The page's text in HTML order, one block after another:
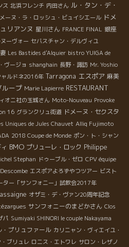
ス 北浜フレンチ 内田さん ル・タン・デ・
ーヌ・ラ・ロッシュ・ビュイシエール ドメ
リアンヌ 星川さん FRANCE FINAL 銀座
ーヴォー セバスチャン・デルヴィユ
Les Bastides d'Alquier bistro YUIGA de
ヴージョ shanghain 長野・諏訪 Mr. Yoshio
ャルドネ2016年 Tarragona エスポア 麻美
ループ Marie Lapierre RESTAURANT
オニ社の玉城さん Moto-Nouveau Provoke
16 グランクリュ街道 ドメーヌ・セクスタ
Uniques de Jules Chauvet Alliq Fujimoto
2018 Coupe de Monde ポン・ト・シャン
BMO プリューレ・ロック Philippe
Stephan ドゥーブル・ゼロ CPV équipe
エスポアよろずやつツアー ビスト
ター「サンフォニー」試飲会2017年
オザミ・デ・ヴァン20周年記念
サンフォニーのまどかさん Clos
パ Sumiyaki SHINORI le couple Nakayama
・プリュファール カリニャン・ヴィエイユ・
ブリュレ ロニス・エトワレ サロン・レザノ